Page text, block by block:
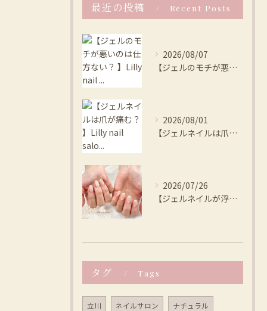
最近の投稿 Recent Posts
2026/08/07
【ジェルのモチが悪いのは仕方ない？ 】Lilly nail ...
2026/08/01
【ジェルネイルは爪が痛む？ 】Lilly nail salo...
2026/07/26
【ジェルネイルが浮く、本当の原因は？ 】Lilly nail...
タグ Tags
立川 ネイルサロン ナチュラル